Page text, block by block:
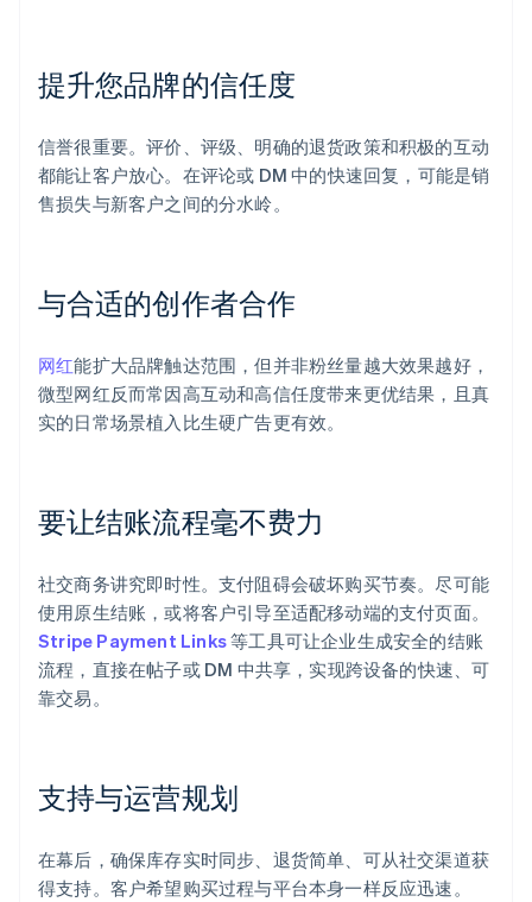
提升您品牌的信任度
信誉很重要。评价、评级、明确的退货政策和积极的互动
都能让客户放心。在评论或 DM 中的快速回复，可能是销
售损失与新客户之间的分水岭。
与合适的创作者合作
网红能扩大品牌触达范围，但并非粉丝量越大效果越好，
微型网红反而常因高互动和高信任度带来更优结果，且真
实的日常场景植入比生硬广告更有效。
要让结账流程毫不费力
社交商务讲究即时性。支付阻碍会破坏购买节奏。尽可能
使用原生结账，或将客户引导至适配移动端的支付页面。
Stripe Payment Links等工具可让企业生成安全的结账
流程，直接在帖子或 DM 中共享，实现跨设备的快速、可
靠交易。
支持与运营规划
在幕后，确保库存实时同步、退货简单、可从社交渠道获
得支持。客户希望购买过程与平台本身一样反应迅速。